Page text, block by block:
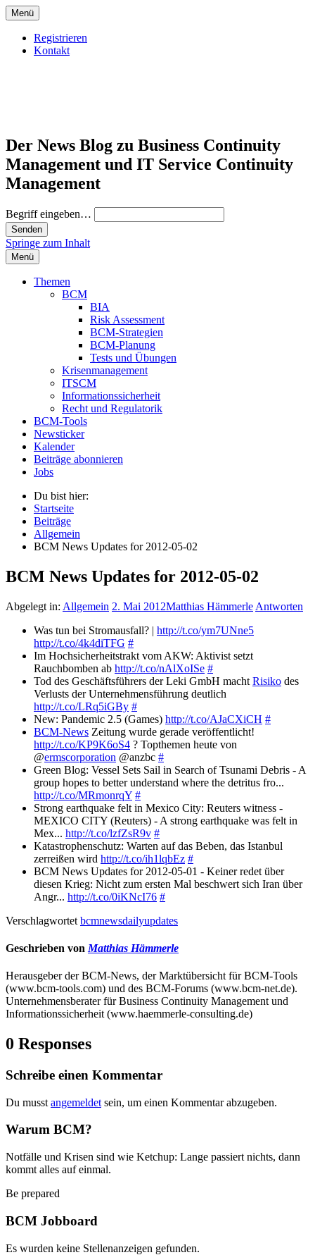
Menü
Registrieren
Kontakt
Der News Blog zu Business Continuity
Management und IT Service Continuity
Management
Begriff eingeben…
Springe zum Inhalt
Menü
Themen
BCM
BIA
Risk Assessment
BCM-Strategien
BCM-Planung
Tests und Übungen
Krisenmanagement
ITSCM
Informationssicherheit
Recht und Regulatorik
BCM-Tools
Newsticker
Kalender
Beiträge abonnieren
Jobs
Du bist hier:
Startseite
Beiträge
Allgemein
BCM News Updates for 2012-05-02
BCM News Updates for 2012-05-02
Abgelegt in: Allgemein 2. Mai 2012Matthias Hämmerle Antworten
Was tun bei Stromausfall? | http://t.co/ym7UNne5
http://t.co/4k4diTFG #
Im Hochsicherheitstrakt vom AKW: Aktivist setzt
Rauchbomben ab http://t.co/nAlXoISe #
Tod des Geschäftsführers der Leki GmbH macht Risiko des
Verlusts der Unternehmensführung deutlich
http://t.co/LRq5iGBy #
New: Pandemic 2.5 (Games) http://t.co/AJaCXiCH #
BCM-News Zeitung wurde gerade veröffentlicht!
http://t.co/KP9K6oS4 ? Topthemen heute von
@ermscorporation @anzbc #
Green Blog: Vessel Sets Sail in Search of Tsunami Debris - A
group hopes to better understand where the detritus fro...
http://t.co/MRmonrqY #
Strong earthquake felt in Mexico City: Reuters witness -
MEXICO CITY (Reuters) - A strong earthquake was felt in
Mex... http://t.co/lzfZsR9v #
Katastrophenschutz: Warten auf das Beben, das Istanbul
zerreißen wird http://t.co/ih1lqbEz #
BCM News Updates for 2012-05-01 - Keiner redet über
diesen Krieg: Nicht zum ersten Mal beschwert sich Iran über
Angr... http://t.co/0iKNcI76 #
Verschlagwortet bcmnewsdailyupdates
Geschrieben von Matthias Hämmerle
Herausgeber der BCM-News, der Marktübersicht für BCM-Tools
(www.bcm-tools.com) und des BCM-Forums (www.bcm-net.de).
Unternehmensberater für Business Continuity Management und
Informationssicherheit (www.haemmerle-consulting.de)
0 Responses
Schreibe einen Kommentar
Du musst angemeldet sein, um einen Kommentar abzugeben.
Warum BCM?
Notfälle und Krisen sind wie Ketchup: Lange passiert nichts, dann
kommt alles auf einmal.
Be prepared
BCM Jobboard
Es wurden keine Stellenanzeigen gefunden.